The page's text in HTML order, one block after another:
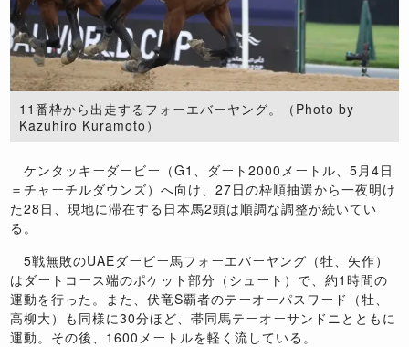
11番枠から出走するフォーエバーヤング。（Photo by
Kazuhiro Kuramoto）
ケンタッキーダービー（G1、ダート2000メートル、5月4日
＝チャーチルダウンズ）へ向け、27日の枠順抽選から一夜明け
た28日、現地に滞在する日本馬2頭は順調な調整が続いてい
る。
5戦無敗のUAEダービー馬フォーエバーヤング（牡、矢作）
はダートコース端のポケット部分（シュート）で、約1時間の
運動を行った。また、伏竜S覇者のテーオーパスワード（牡、
高柳大）も同様に30分ほど、帯同馬テーオーサンドニとともに
運動。その後、1600メートルを軽く流している。